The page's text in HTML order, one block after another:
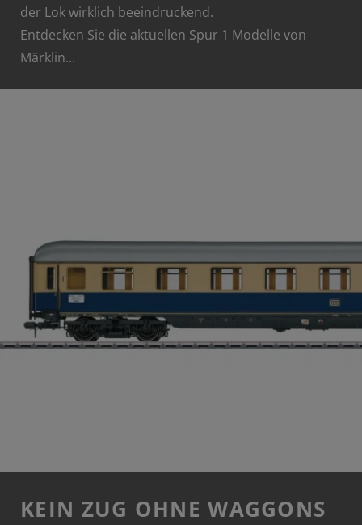
der Lok wirklich beeindruckend.
Entdecken Sie die aktuellen Spur 1 Modelle von
Märklin...
KEIN ZUG OHNE WAGGONS